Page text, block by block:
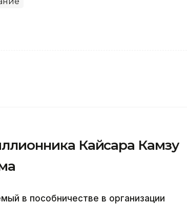
Кайсара Камзу
в пособничестве в организации